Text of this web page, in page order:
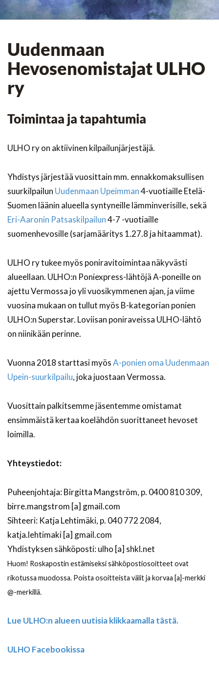
Uudenmaan
Hevosenomistajat ULHO
ry
Toimintaa ja tapahtumia
ULHO ry on aktiivinen kilpailunjärjestäjä.
Yhdistys järjestää vuosittain mm. ennakkomaksullisen
suurkilpailun Uudenmaan Upeimman4-vuotiaille Etelä-
Suomen läänin alueella syntyneille lämminverisille, sekä
Eri-Aaronin Patsaskilpailun4-7 -vuotiaille
suomenhevosille (sarjamääritys 1.27.8 ja hitaammat).
ULHO ry tukee myös poniravitoimintaa näkyvästi
alueellaan. ULHO:n Poniexpress-lähtöjä A-poneille on
ajettu Vermossa jo yli vuosikymmenen ajan, ja viime
vuosina mukaan on tullut myös B-kategorian ponien
ULHO:n Superstar. Loviisan poniraveissa ULHO-lähtö
on niinikään perinne.
Vuonna 2018 starttasi myösA-ponien oma Uudenmaan
Upein-suurkilpailu, joka juostaan Vermossa.
Vuosittain palkitsemme jäsentemme omistamat
ensimmäistä kertaa koelähdön suorittaneet hevoset
loimilla.
Yhteystiedot:
Puheenjohtaja: Birgitta Mangström, p. 0400 810 309,
birre.mangstrom [a] gmail.com
Sihteeri: Katja Lehtimäki, p. 040 772 2084,
katja.lehtimaki [a] gmail.com
Yhdistyksen sähköposti: ulho [a] shkl.net
Huom! Roskapostin estämiseksi sähköpostiosoitteet ovat
rikotussa muodossa. Poista osoitteista välit ja korvaa [a]-merkki
@-merkillä.
Lue ULHO:n alueen uutisia klikkaamalla tästä.
ULHO Facebookissa